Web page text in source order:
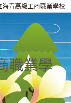
海青高級工商職業學校
職業學